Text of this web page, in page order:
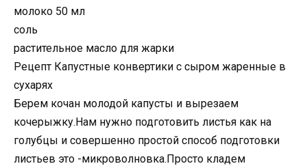
молоко 50 мл
соль
растительное масло для жарки
Рецепт Капустные конвертики с сыром жаренные в
сухарях
Берем кочан молодой капусты и вырезаем
кочерыжку.Нам нужно подготовить листья как на
голубцы и совершенно простой способ подготовки
листьев это -микроволновка.Просто кладем